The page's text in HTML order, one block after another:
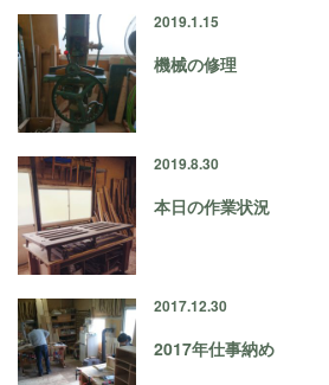
2019.1.15
機械の修理
2019.8.30
本日の作業状況
2017.12.30
2017年仕事納め